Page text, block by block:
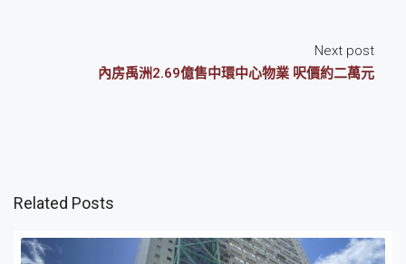
Next post
內房禹洲2.69億售中環中心物業 呎價約二萬元
Related Posts